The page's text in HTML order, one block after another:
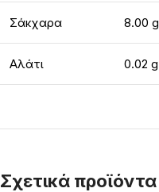
Σάκχαρα 8.00 g
Αλάτι 0.02 g
Σχετικά προϊόντα